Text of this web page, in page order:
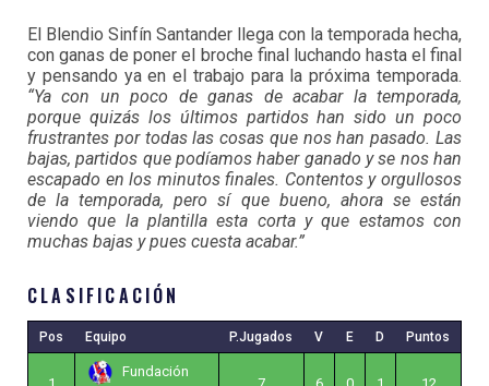
El Blendio Sinfín Santander llega con la temporada hecha,
con ganas de poner el broche final luchando hasta el final
y pensando ya en el trabajo para la próxima temporada.
“Ya con un poco de ganas de acabar la temporada,
porque quizás los últimos partidos han sido un poco
frustrantes por todas las cosas que nos han pasado. Las
bajas, partidos que podíamos haber ganado y se nos han
escapado en los minutos finales. Contentos y orgullosos
de la temporada, pero sí que bueno, ahora se están
viendo que la plantilla esta corta y que estamos con
muchas bajas y pues cuesta acabar.”
CLASIFICACIÓN
Pos Equipo P.Jugados V E D Puntos
Fundación